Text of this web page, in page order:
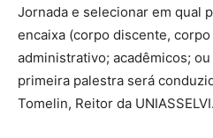
Jornada e selecionar em qual
encaixa (corpo discente,
administrativo; acadêmicos;
primeira palestra será
Tomelin, Reitor da UNIASSELVI.